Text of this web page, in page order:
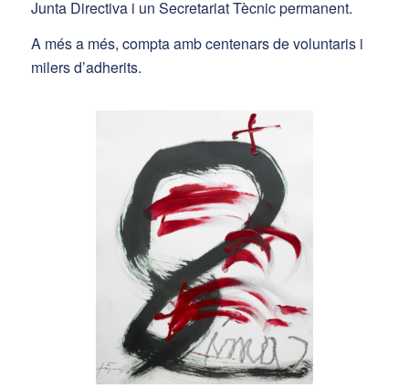
Junta Directiva i un Secretariat Tècnic permanent.
A més a més, compta amb centenars de voluntaris i
milers d’adherits.